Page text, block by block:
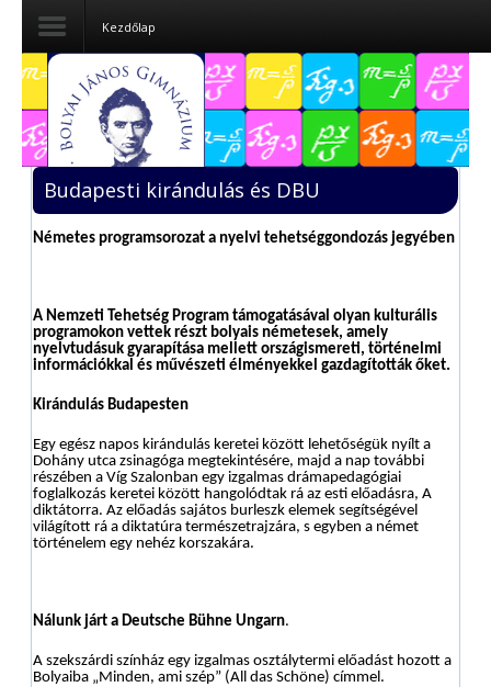
Dokumentumok
Felvételizőknek
Pályázatok
Tehetségpont
adatok
Tanárjelölteknek
Kezdőlap
Budapesti kirándulás és DBU
Németes programsorozat a nyelvi tehetséggondozás jegyében
A Nemzeti Tehetség Program támogatásával olyan kulturális
programokon vettek részt bolyais németesek, amely
nyelvtudásuk gyarapítása mellett országismereti, történelmi
információkkal és művészeti élményekkel gazdagították őket.
Kirándulás Budapesten
Egy egész napos kirándulás keretei között lehetőségük nyílt a
Dohány utca zsinagóga megtekintésére, majd a nap további
részében a Víg Szalonban egy izgalmas drámapedagógiai
foglalkozás keretei között hangolódtak rá az esti előadásra, A
diktátorra. Az előadás sajátos burleszk elemek segítségével
világított rá a diktatúra természetrajzára, s egyben a német
történelem egy nehéz korszakára.
Nálunk járt a Deutsche Bühne Ungarn.
A szekszárdi színház egy izgalmas osztálytermi előadást hozott a
Bolyaiba „Minden, ami szép” (All das Schöne) címmel.